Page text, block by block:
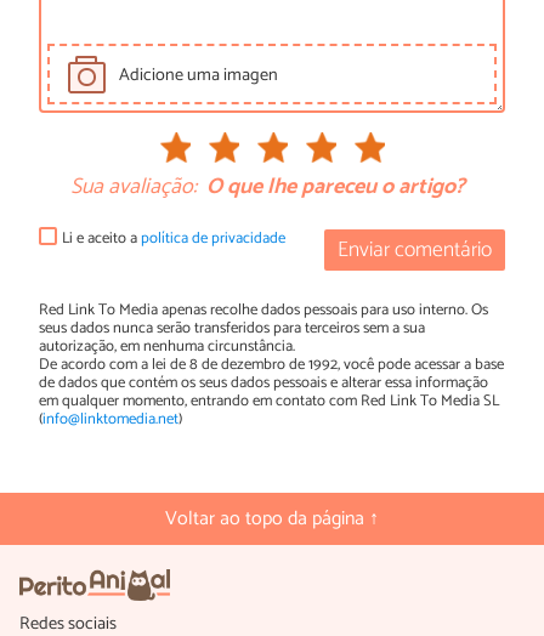
Adicione uma imagen
Sua avaliação: O que lhe pareceu o artigo?
Enviar comentário
Li e aceito apolítica de privacidade
Red Link To Media apenas recolhe dados pessoais para uso interno. Os
seus dados nunca serão transferidos para terceiros sem a sua
autorização, em nenhuma circunstância.
De acordo com a lei de 8 de dezembro de 1992, você pode acessar a base
de dados que contém os seus dados pessoais e alterar essa informação
em qualquer momento, entrando em contato com Red Link To Media SL
(info@linktomedia.net)
Voltar ao topo da página ↑
Redes sociais